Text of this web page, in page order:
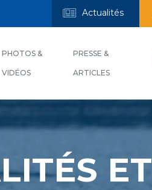
Actualités
PHOTOS &
VIDÉOS
PRESSE &
ARTICLES
ET